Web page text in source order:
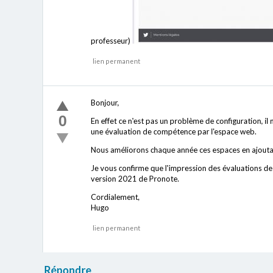
professeur)
lien permanent
0
Bonjour,
En effet ce n'est pas un problème de configuration,
une évaluation de compétence par l'espace web.
Nous améliorons chaque année ces espaces en
Je vous confirme que l'impression des évaluations
version 2021 de Pronote.
Cordialement,
Hugo
lien permanent
Répondre